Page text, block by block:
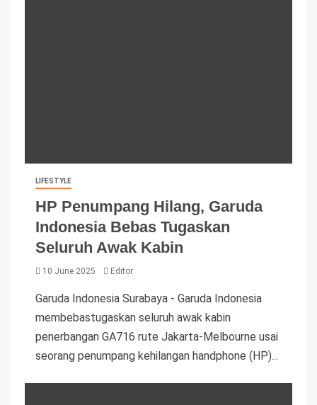
LIFESTYLE
HP Penumpang Hilang, Garuda
Indonesia Bebas Tugaskan
Seluruh Awak Kabin
10 June 2025 Editor
Garuda Indonesia Surabaya - Garuda Indonesia
membebastugaskan seluruh awak kabin
penerbangan GA716 rute Jakarta-Melbourne usai
seorang penumpang kehilangan handphone (HP)...